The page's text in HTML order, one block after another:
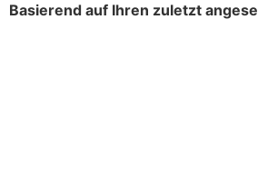
Basierend auf Ihren zuletzt